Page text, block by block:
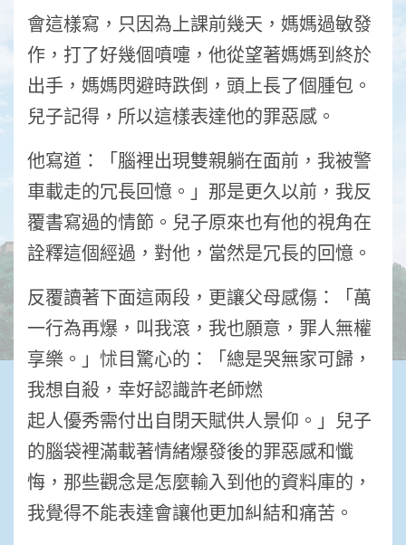
會這樣寫，只因為上課前幾天，媽媽過敏發
作，打了好幾個噴嚏，他從望著媽媽到終於
出手，媽媽閃避時跌倒，頭上長了個腫包。
兒子記得，所以這樣表達他的罪惡感。
他寫道：「腦裡出現雙親躺在面前，我被警
車載走的冗長回憶。」那是更久以前，我反
覆書寫過的情節。兒子原來也有他的視角在
詮釋這個經過，對他，當然是冗長的回憶。
反覆讀著下面這兩段，更讓父母感傷：「萬
一行為再爆，叫我滾，我也願意，罪人無權
享樂。」怵目驚心的：「總是哭無家可歸，
我想自殺，幸好認識許老師燃
起人優秀需付出自閉天賦供人景仰。」兒子
的腦袋裡滿載著情緒爆發後的罪惡感和懺
悔，那些觀念是怎麼輸入到他的資料庫的，
我覺得不能表達會讓他更加糾結和痛苦。